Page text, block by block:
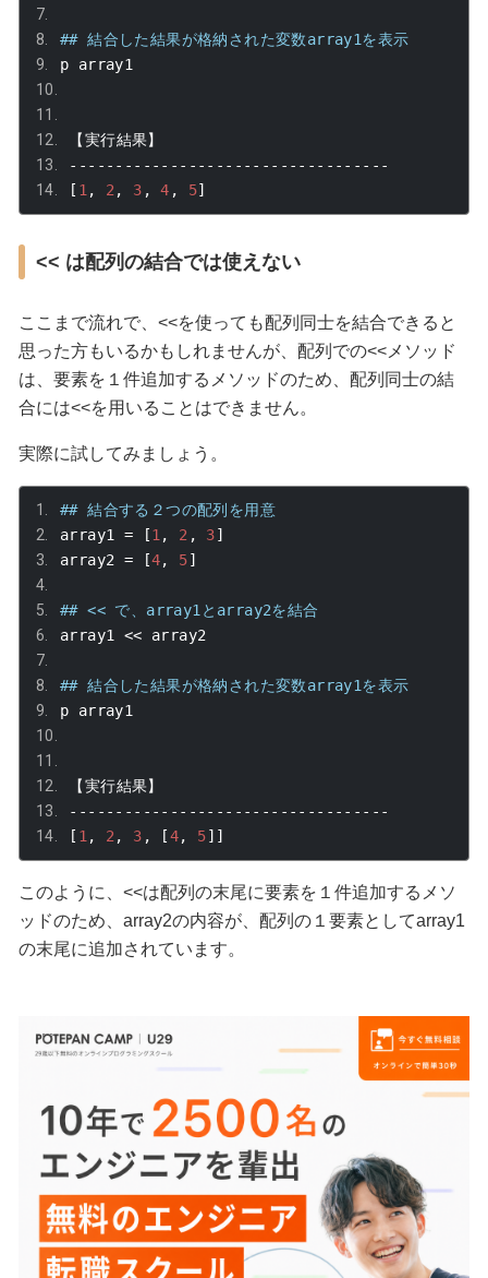
## 結合した結果が格納された変数array1を表示
p array1
【実行結果】
-----------------------------------
[ 1, 2, 3 , 4 , 5]
<< は配列の結合では使えない
ここまで流れで、 <<を使っても配列同士を結合できると
思った方もいるかもしれませんが、配列での<<メソッド
は、要素を１件追加するメソッドのため、配列同士の結
合には<<を用いることはできません。
実際に試してみましょう。
## 結合する２つの配列を用意
array1 = [1, 2 , 3]
array2 = [4, 5]
## << で、array1とarray2を結合
array1 << array2
## 結合した結果が格納された変数array1を表示
p array1
【実行結果】
-----------------------------------
[ 1, 2, 3 , [4, 5]]
このように、 <<は配列の末尾に要素を１件追加するメソ
ッドのため、 array2の内容が、配列の１要素としてarray1
の末尾に追加されています。